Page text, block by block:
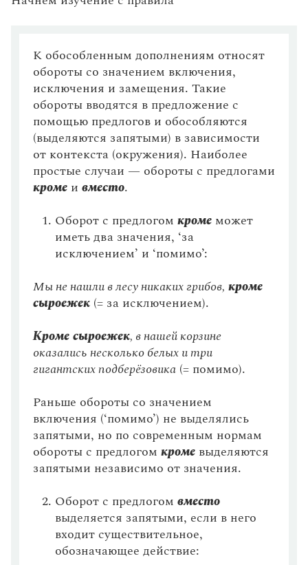
Справочники
Правила русской орфографии и пунктуации
Русский язык. Краткий теоретический курс
для школьников
Письмовник
Справочник по пунктуации
Словарь-справочник трудностей
Справочник по фразеологии
Азбучные истины
Все справочники портала
Новости и события
Монологи
Интервью
Лекции и подкасты
Рекомендуем
Учебник Грамоты
Правила русского языка: от азов до тонкостей
Интерактивные упражнения: от простого к сложному
Издательство
Управление в русском языке
Правила русской орфографии и пунктуации
Оформление цитат
Сочетание знаков препинания
Прямая речь
Оформление диалога
Вставные конструкции
Буквы н и нн в отымённых прилагательных и
образованных от них наречиях и
Однородные и неоднородные определения
Корни с чередованием гласных, выбор которых
Присоединительные конструкции
Уточняющие члены предложения
Корни с чередованием гласных, выбор которых
зависит от ударения
Пояснительные конструкции
Обособленные дополнения (ограничительно-
выделительные обороты)
НЕ с наречиями
НЕ с причастиями
НЕ с глаголами и деепричастиями
Обособленные несогласованные определения
НЕ с существительными
К обособленным дополнениям относят
обороты со значением включения,
исключения и замещения. Такие
обороты вводятся в предложение с
помощью предлогов и обособляются
(выделяются запятыми) в зависимости
от контекста (окружения). Наиболее
простые случаи — обороты с предлогами
кроме и вместо.
Оборот с предлогом кроме может
иметь два значения, ‘за
исключением’ и ‘помимо’:
Мы не нашли в лесу никаких грибов, кроме
сыроежек (= за исключением).
Кроме сыроежек, в нашей корзине
оказались несколько белых и три
гигантских подберёзовика (= помимо).
Раньше обороты со значением
включения (‘помимо’) не выделялись
запятыми, но по современным нормам
обороты с предлогом кроме выделяются
запятыми независимо от значения.
Оборот с предлогом вместо
выделяется запятыми, если в него
входит существительное,
обозначающее действие: